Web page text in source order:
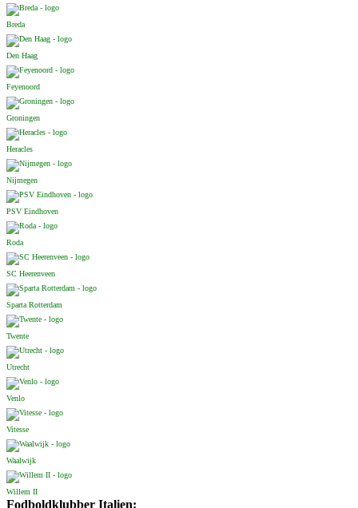
Breda
Den Haag
Feyenoord
Groningen
Heracles
Nijmegen
PSV Eindhoven
Roda
SC Heerenveen
Sparta Rotterdam
Twente
Utrecht
Venlo
Vitesse
Waalwijk
Willem II
Fodboldklubber Italien: